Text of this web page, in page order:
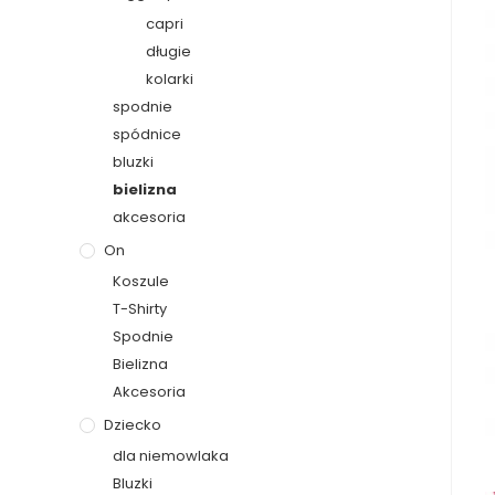
capri
długie
kolarki
spodnie
spódnice
bluzki
bielizna
akcesoria
On
Koszule
T-Shirty
Spodnie
Bielizna
Akcesoria
Dziecko
dla niemowlaka
Bluzki